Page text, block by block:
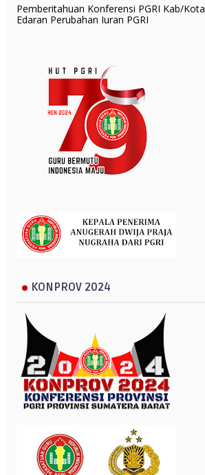
Pemberitahuan Konferensi PGRI Kab/Kota
Edaran Perubahan Iuran PGRI
KONPROV 2024